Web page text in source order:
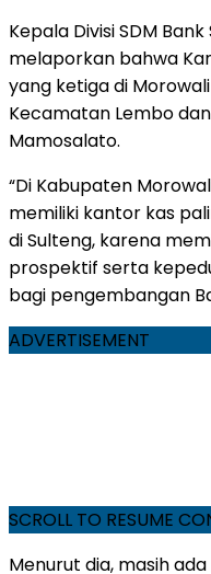
Kepala Divisi SDM
melaporkan bahwa
yang ketiga di
Kecamatan Lembo
Mamosalato.
“Di Kabupaten
memiliki kantor kas
di Sulteng, karena
prospektif serta
bagi pengembangan
ADVERTISEMENT
SCROLL TO RESUME
Menurut dia, masih